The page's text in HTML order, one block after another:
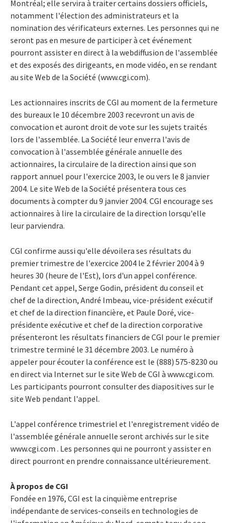
Montréal; elle servira à traiter certains dossiers officiels,
notamment l'élection des administrateurs et la
nomination des vérificateurs externes. Les personnes qui ne
seront pas en mesure de participer à cet événement
pourront assister en direct à la webdiffusion de l'assemblée
et des exposés des dirigeants, en mode vidéo, en se rendant
au site Web de la Société (www.cgi.com).
Les actionnaires inscrits de CGI au moment de la fermeture
des bureaux le 10 décembre 2003 recevront un avis de
convocation et auront droit de vote sur les sujets traités
lors de l'assemblée. La Société leur enverra l'avis de
convocation à l'assemblée générale annuelle des
actionnaires, la circulaire de la direction ainsi que son
rapport annuel pour l'exercice 2003, le ou vers le 8 janvier
2004. Le site Web de la Société présentera tous ces
documents à compter du 9 janvier 2004. CGI encourage ses
actionnaires à lire la circulaire de la direction lorsqu'elle
leur parviendra.
CGI confirme aussi qu'elle dévoilera ses résultats du
premier trimestre de l'exercice 2004 le 2 février 2004 à 9
heures 30 (heure de l'Est), lors d'un appel conférence.
Pendant cet appel, Serge Godin, président du conseil et
chef de la direction, André Imbeau, vice-président exécutif
et chef de la direction financière, et Paule Doré, vice-
présidente exécutive et chef de la direction corporative
présenteront les résultats financiers de CGI pour le premier
trimestre terminé le 31 décembre 2003. Le numéro à
appeler pour écouter la conférence est le (888) 575-8230 ou
en direct via Internet sur le site Web de CGI à www.cgi.com.
Les participants pourront consulter des diapositives sur le
site Web pendant l'appel.
L'appel conférence trimestriel et l'enregistrement vidéo de
l'assemblée générale annuelle seront archivés sur le site
www.cgi.com . Les personnes qui ne pourront y assister en
direct pourront en prendre connaissance ultérieurement.
À propos de CGI
Fondée en 1976, CGI est la cinquième entreprise
indépendante de services-conseils en technologies de